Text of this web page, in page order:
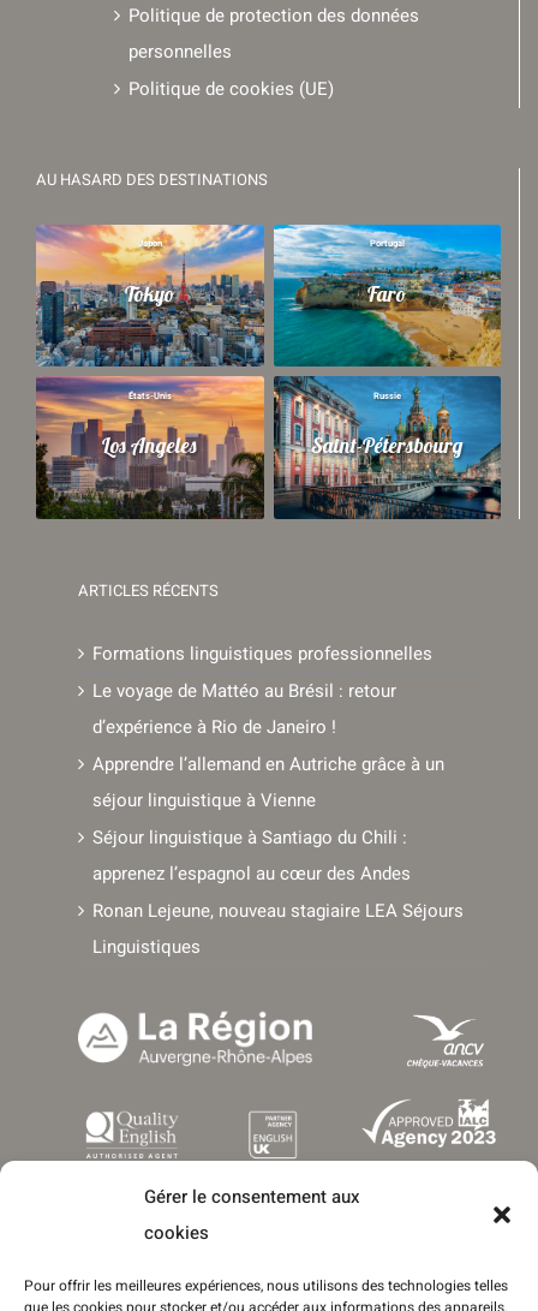
Gérer le consentement aux
cookies
Pour offrir les meilleures expériences, nous utilisons des technologies telles
Politique de protection des données
personnelles
Politique de cookies (UE)
AU HASARD DES DESTINATIONS
Japon
Tokyo
Portugal
Faro
États-Unis
Los Angeles
Russie
Saint-Pétersbourg
ARTICLES RÉCENTS
Formations linguistiques professionnelles
Le voyage de Mattéo au Brésil : retour
d’expérience à Rio de Janeiro !
Apprendre l’allemand en Autriche grâce à un
séjour linguistique à Vienne
Séjour linguistique à Santiago du Chili :
apprenez l’espagnol au cœur des Andes
Ronan Lejeune, nouveau stagiaire LEA Séjours
Linguistiques